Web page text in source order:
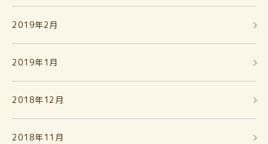
2019年2月
2019年1月
2018年12月
2018年11月